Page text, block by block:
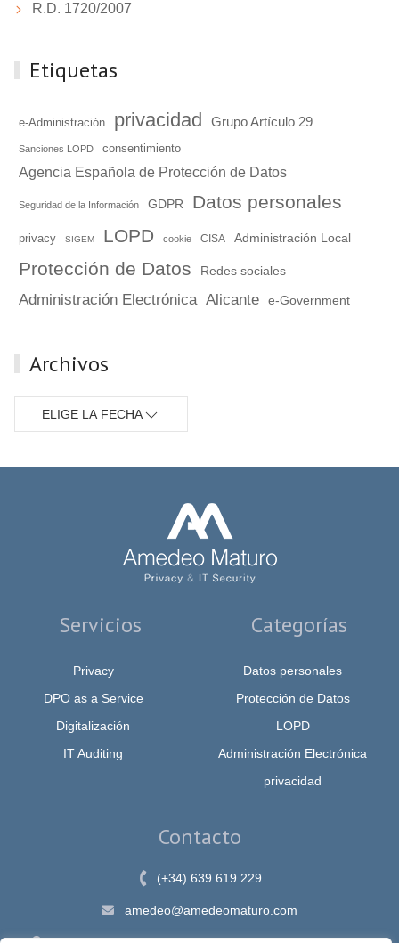
R.D. 1720/2007
Etiquetas
e-Administración privacidad Grupo Artículo 29
Sanciones LOPD consentimiento
Agencia Española de Protección de Datos
Seguridad de la Información GDPR Datos personales
privacy SIGEM LOPD cookie CISA Administración Local
Protección de Datos Redes sociales
Administración Electrónica Alicante e-Government
Archivos
ELIGE LA FECHA
Servicios
Privacy
DPO as a Service
Digitalización
IT Auditing
Categorías
Datos personales
Protección de Datos
LOPD
Administración Electrónica
privacidad
Contacto
(+34) 639 619 229
amedeo@amedeomaturo.com